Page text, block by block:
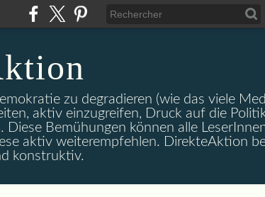
zu degradieren (wie das viele
aktiv einzugreifen, Druck auf die
Bemühungen können alle
aktiv weiterempfehlen. DirekteAktion
konstruktiv.